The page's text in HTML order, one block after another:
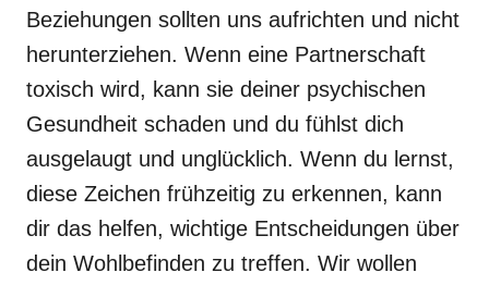
Beziehungen sollten uns aufrichten und nicht
herunterziehen. Wenn eine Partnerschaft
toxisch wird, kann sie deiner psychischen
Gesundheit schaden und du fühlst dich
ausgelaugt und unglücklich. Wenn du lernst,
diese Zeichen frühzeitig zu erkennen, kann
dir das helfen, wichtige Entscheidungen über
dein Wohlbefinden zu treffen. Wir wollen